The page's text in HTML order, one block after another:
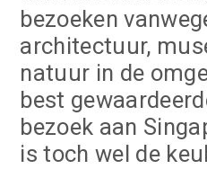
bezoeken
architectuur,
natuur in de
best
bezoek aan
is toch wel de